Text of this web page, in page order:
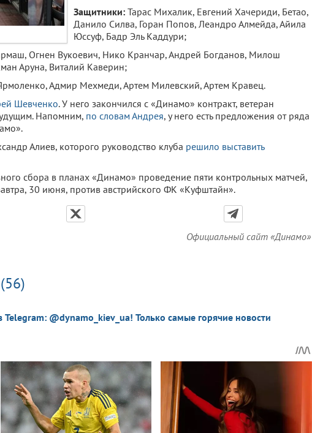
Защитники: Тарас Михалик, Евгений Хачериди, Бетао,
Данило Силва, Горан Попов, Леандро Алмейда, Айила
Юссуф, Бадр Эль Каддури;
Огнен Вукоевич, Нико Кранчар, Андрей Богданов, Милош
Аруна, Виталий Каверин;
Адмир Мехмеди, Артем Милевский, Артем Кравец.
Шевченко. У него закончился с «Динамо» контракт, ветеран
Напомним, по словам Андрея, у него есть предложения от ряда
Алиев, которого руководство клуба решило выставить
сбора в планах «Динамо» проведение пяти контрольных матчей,
30 июня, против австрийского ФК «Куфштайн».
Официальный сайт «Динамо»
@dynamo_kiev_ua! Только самые горячие новости